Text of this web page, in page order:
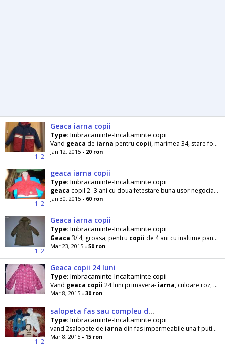
1 2
Geaca iarna copii
Type: Imbracaminte-Incaltaminte copii
Vand geaca de iarna pentru copii, marimea 34, stare foarte buna.
Jan 12, 2015 - 20 ron
1 2
geaca iarna copii
Type: Imbracaminte-Incaltaminte copii
geaca copil 2- 3 ani cu doua fetestare buna usor negociabil
Jan 30, 2015 - 60 ron
1 2
Geaca iarna copii
Type: Imbracaminte-Incaltaminte copii
Geaca 3/ 4, groasa, pentru copii de 4 ani cu inaltime pana in 102 cm. Achizitionata
Mar 23, 2015 - 50 ron
Geaca copii 24 luni
Type: Imbracaminte-Incaltaminte copii
Vand geaca copii 24 luni primavera- iarna, culoare roz, vesta detasabila.
Mar 8, 2015 - 30 ron
1 2
salopeta fas sau compleu de iarna
Type: Imbracaminte-Incaltaminte copii
vand 2salopete de iarna din fas impermeabile una f putin folosita, cealalta noua,
Mar 8, 2015 - 15 ron